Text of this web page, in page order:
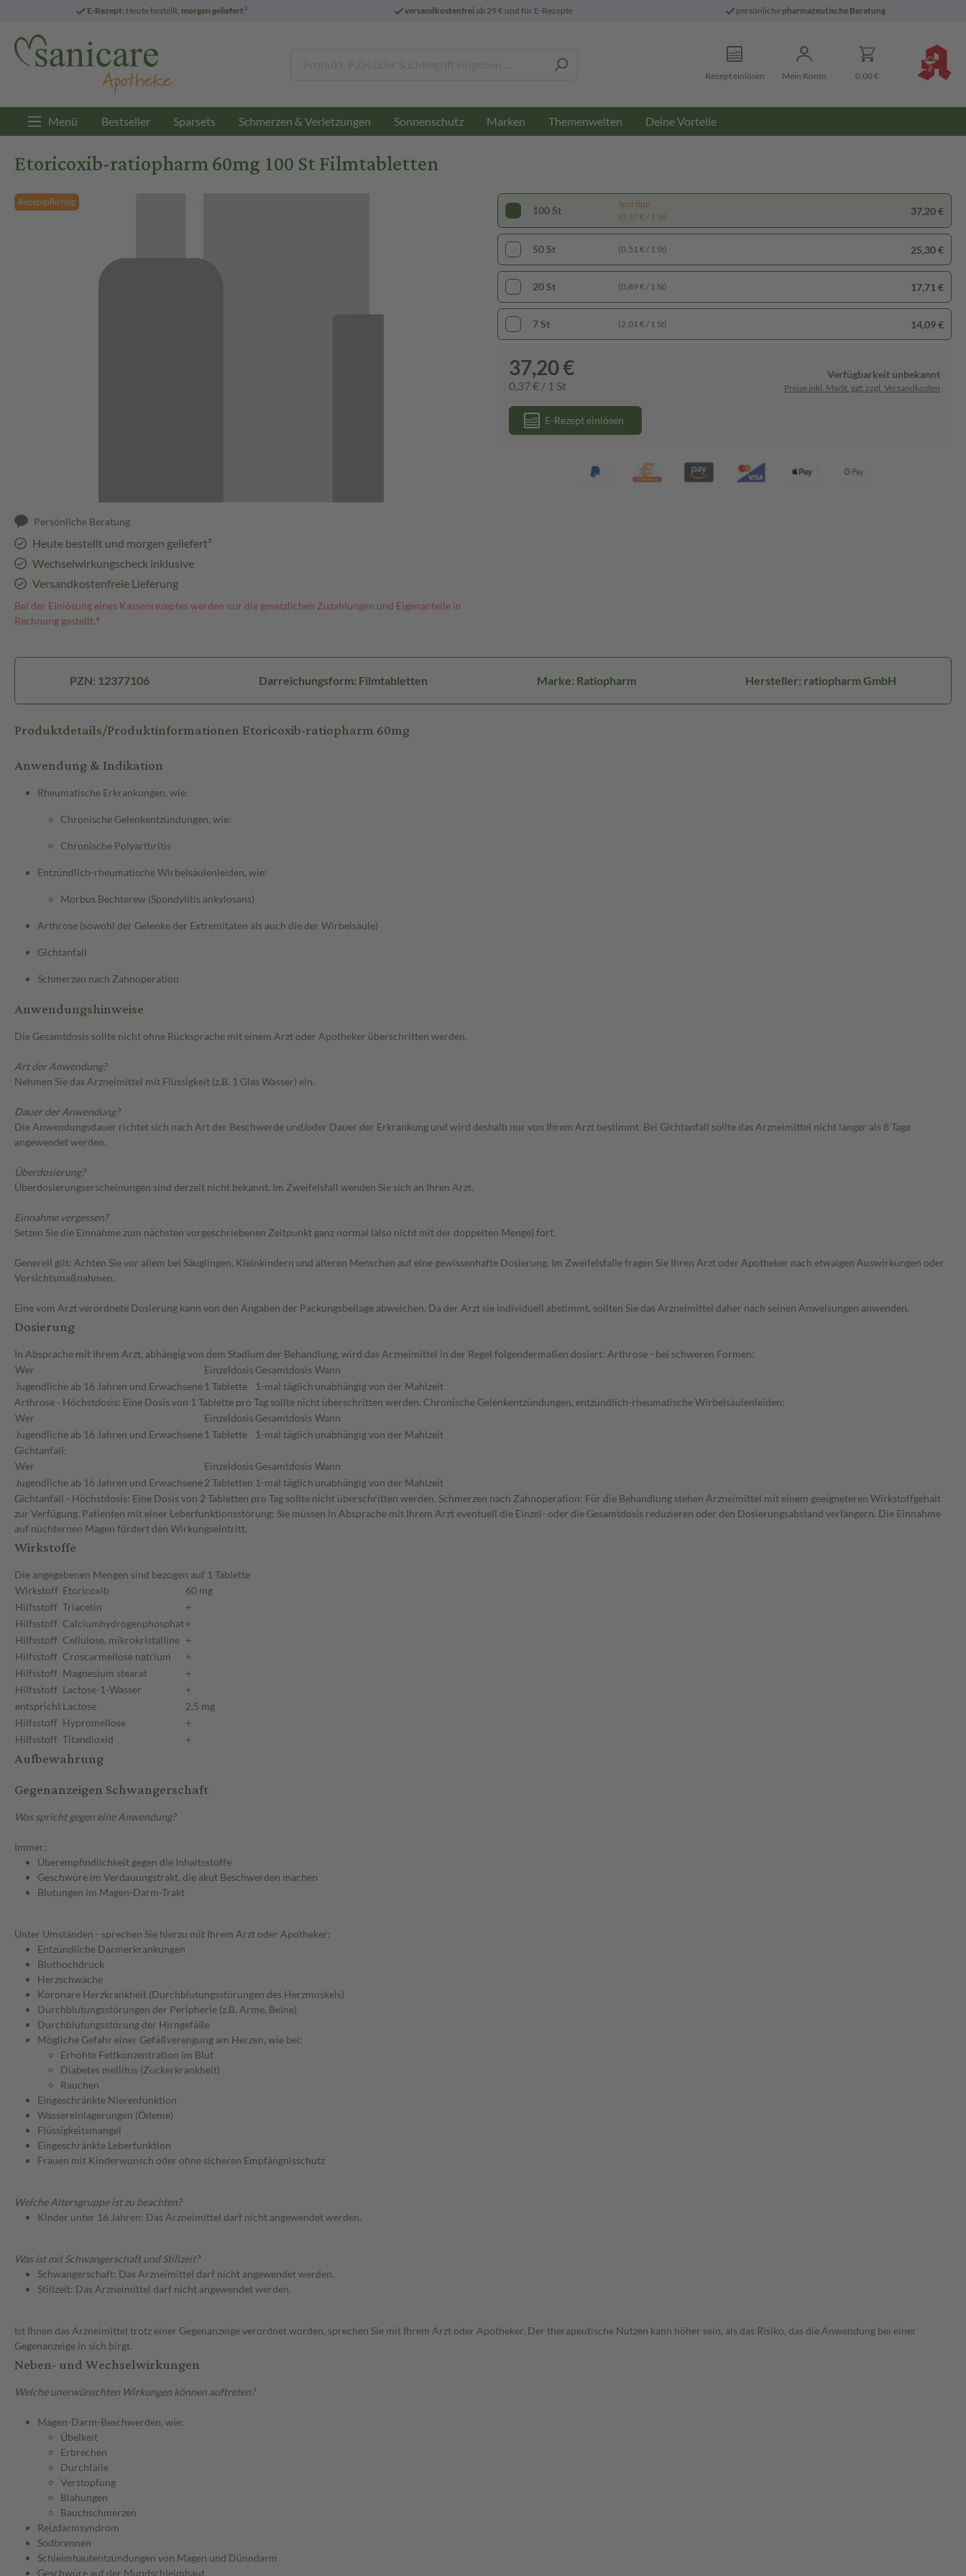
E-Rezept: Heute bestellt, morgen geliefert3 versandkostenfreiab 29 € und für E-Rezepte persönliche pharmazeutische Beratung
Rezept einlösen Mein Konto 0,00 €
Menü Bestseller Sparsets Schmerzen & Verletzungen Sonnenschutz Marken Themenwelten Deine Vorteile
Etoricoxib-ratiopharm 60mg 100 St Filmtabletten
Rezeptpflichtig
Persönliche Beratung
Heute bestellt und morgen geliefert³
Wechselwirkungscheck inklusive
Versandkostenfreie Lieferung
Bei der Einlösung eines Kassenrezeptes werden nur die gesetzlichen Zuzahlungen und Eigenanteile in
Rechnung gestellt.⁴
100 St
Spartipp
(0,37 € / 1 St)
37,20 €
50 St (0,51 € / 1 St) 25,30 €
20 St (0,89 € / 1 St) 17,71 €
7 St (2,01 € / 1 St) 14,09 €
37,20 €
0,37 € / 1 St
Verfügbarkeit unbekannt
Preise inkl. MwSt. ggf. zzgl. Versandkosten
E-Rezept einlösen
PZN: 12377106 Darreichungsform: Filmtabletten Marke: Ratiopharm Hersteller: ratiopharm GmbH
Produktdetails/Produktinformationen Etoricoxib-ratiopharm 60mg
Anwendung & Indikation
Rheumatische Erkrankungen, wie:
Chronische Gelenkentzündungen, wie:
Chronische Polyarthritis
Entzündlich-rheumatische Wirbelsäulenleiden, wie:
Morbus Bechterew (Spondylitis ankylosans)
Arthrose (sowohl der Gelenke der Extremitäten als auch die der Wirbelsäule)
Gichtanfall
Schmerzen nach Zahnoperation
Anwendungshinweise
Die Gesamtdosis sollte nicht ohne Rücksprache mit einem Arzt oder Apotheker überschritten werden.
Art der Anwendung?
Nehmen Sie das Arzneimittel mit Flüssigkeit (z.B. 1 Glas Wasser) ein.
Dauer der Anwendung?
Die Anwendungsdauer richtet sich nach Art der Beschwerde und/oder Dauer der Erkrankung und wird deshalb nur von Ihrem Arzt bestimmt. Bei Gichtanfall sollte das Arzneimittel nicht länger als 8 Tage
angewendet werden.
Überdosierung?
Überdosierungserscheinungen sind derzeit nicht bekannt. Im Zweifelsfall wenden Sie sich an Ihren Arzt.
Einnahme vergessen?
Setzen Sie die Einnahme zum nächsten vorgeschriebenen Zeitpunkt ganz normal (also nicht mit der doppelten Menge) fort.
Generell gilt: Achten Sie vor allem bei Säuglingen, Kleinkindern und älteren Menschen auf eine gewissenhafte Dosierung. Im Zweifelsfalle fragen Sie Ihren Arzt oder Apotheker nach etwaigen Auswirkungen oder
Vorsichtsmaßnahmen.
Eine vom Arzt verordnete Dosierung kann von den Angaben der Packungsbeilage abweichen. Da der Arzt sie individuell abstimmt, sollten Sie das Arzneimittel daher nach seinen Anweisungen anwenden.
Dosierung
In Absprache mit Ihrem Arzt, abhängig von dem Stadium der Behandlung, wird das Arzneimittel in der Regel folgendermaßen dosiert: Arthrose - bei schweren Formen:
Wer
Einzeldosis Gesamtdosis Wann
Jugendliche ab 16 Jahren und Erwachsene 1 Tablette 1-mal täglich unabhängig von der Mahlzeit
Arthrose - Höchstdosis: Eine Dosis von 1 Tablette pro Tag sollte nicht überschritten werden. Chronische Gelenkentzündungen, entzündlich-rheumatische Wirbelsäulenleiden:
Wer
Einzeldosis Gesamtdosis Wann
Jugendliche ab 16 Jahren und Erwachsene 1 Tablette 1-mal täglich unabhängig von der Mahlzeit
Gichtanfall:
Wer
Einzeldosis Gesamtdosis Wann
Jugendliche ab 16 Jahren und Erwachsene2 Tabletten 1-mal täglich unabhängig von der Mahlzeit
Gichtanfall - Höchstdosis: Eine Dosis von 2 Tabletten pro Tag sollte nicht überschritten werden. Schmerzen nach Zahnoperation: Für die Behandlung stehen Arzneimittel mit einem geeigneteren Wirkstoffgehalt
zur Verfügung. Patienten mit einer Leberfunktionsstörung: Sie müssen in Absprache mit Ihrem Arzt eventuell die Einzel- oder die Gesamtdosis reduzieren oder den Dosierungsabstand verlängern. Die Einnahme
auf nüchternen Magen fördert den Wirkungseintritt.
Wirkstoffe
Die angegebenen Mengen sind bezogen auf 1 Tablette
Wirkstoff Etoricoxib
60 mg
Hilfsstoff Triacetin
+
Hilfsstoff Calciumhydrogenphosphat+
Hilfsstoff Cellulose, mikrokristalline +
Hilfsstoff Croscarmellose natrium
+
Hilfsstoff Magnesium stearat
+
Hilfsstoff Lactose-1-Wasser
+
entsprichtLactose
2,5 mg
Hilfsstoff Hypromellose
+
Hilfsstoff Titandioxid +
Aufbewahrung
Gegenanzeigen Schwangerschaft
Was spricht gegen eine Anwendung?
Immer:
Überempfindlichkeit gegen die Inhaltsstoffe
Geschwüre im Verdauungstrakt, die akut Beschwerden machen
Blutungen im Magen-Darm-Trakt
Unter Umständen - sprechen Sie hierzu mit Ihrem Arzt oder Apotheker:
Entzündliche Darmerkrankungen
Bluthochdruck
Herzschwäche
Koronare Herzkrankheit (Durchblutungsstörungen des Herzmuskels)
Durchblutungsstörungen der Peripherie (z.B. Arme, Beine)
Durchblutungsstörung der Hirngefäße
Mögliche Gefahr einer Gefäßverengung am Herzen, wie bei:
Erhöhte Fettkonzentration im Blut
Diabetes mellitus (Zuckerkrankheit)
Rauchen
Eingeschränkte Nierenfunktion
Wassereinlagerungen (Ödeme)
Flüssigkeitsmangel
Eingeschränkte Leberfunktion
Frauen mit Kinderwunsch oder ohne sicheren Empfängnisschutz
Welche Altersgruppe ist zu beachten?
Kinder unter 16 Jahren: Das Arzneimittel darf nicht angewendet werden.
Was ist mit Schwangerschaft und Stillzeit?
Schwangerschaft: Das Arzneimittel darf nicht angewendet werden.
Stillzeit: Das Arzneimittel darf nicht angewendet werden.
Ist Ihnen das Arzneimittel trotz einer Gegenanzeige verordnet worden, sprechen Sie mit Ihrem Arzt oder Apotheker. Der therapeutische Nutzen kann höher sein, als das Risiko, das die Anwendung bei einer
Gegenanzeige in sich birgt.
Neben- und Wechselwirkungen
Welche unerwünschten Wirkungen können auftreten?
Magen-Darm-Beschwerden, wie:
Übelkeit
Erbrechen
Durchfälle
Verstopfung
Blähungen
Bauchschmerzen
Reizdarmsyndrom
Sodbrennen
Schleimhautentzündungen von Magen und Dünndarm
Geschwüre auf der Mundschleimhaut